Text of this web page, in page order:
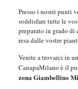
Presso i nostri punti
soddisfare tutte le
preparato in grado
resa dalle vostre
Venite a trovarci in
CanapaMilano è il
zona Giambellino